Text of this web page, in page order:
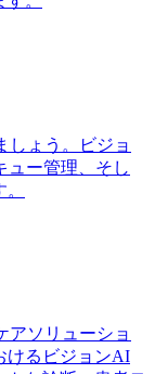
しょう。ビジョ
ュー管理、そし
アソリューショ
けるビジョンAI